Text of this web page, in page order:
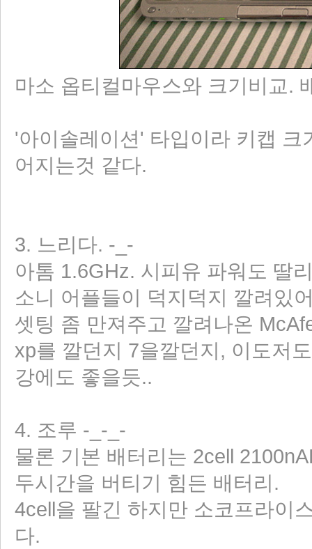
마소 옵티컬마우스와 크기비교.
'아이솔레이션' 타입이라 키캡
어지는것 같다.
3. 느리다. -_-
아톰 1.6GHz. 시피유 파워도 딸
소니 어플들이 덕지덕지 깔려있
셋팅 좀 만져주고 깔려나온
xp를 깔던지 7을깔던지, 이도저
강에도 좋을듯..
4. 조루 -_-_-
물론 기본 배터리는 2cell
두시간을 버티기 힘든 배터리.
4cell을 팔긴 하지만 소코프라이
다.